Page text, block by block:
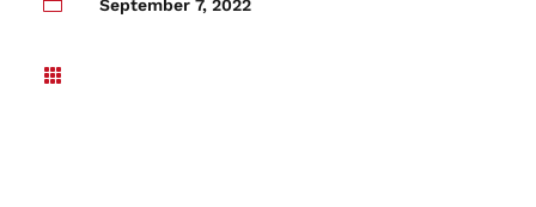
September 7, 2022
